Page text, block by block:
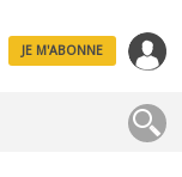
JE M'ABONNE